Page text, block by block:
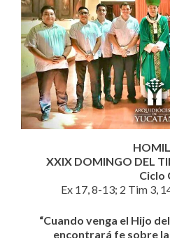
XXIX DOMINGO DEL
Ciclo
Ex 17, 8-13; 2 Tim 3,
“Cuando venga el Hijo
encontrará fe sobre la